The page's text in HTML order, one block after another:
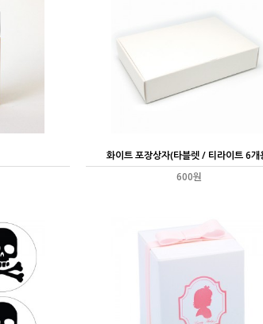
화이트 포장상자(타블렛 / 티라이트 6개
600원